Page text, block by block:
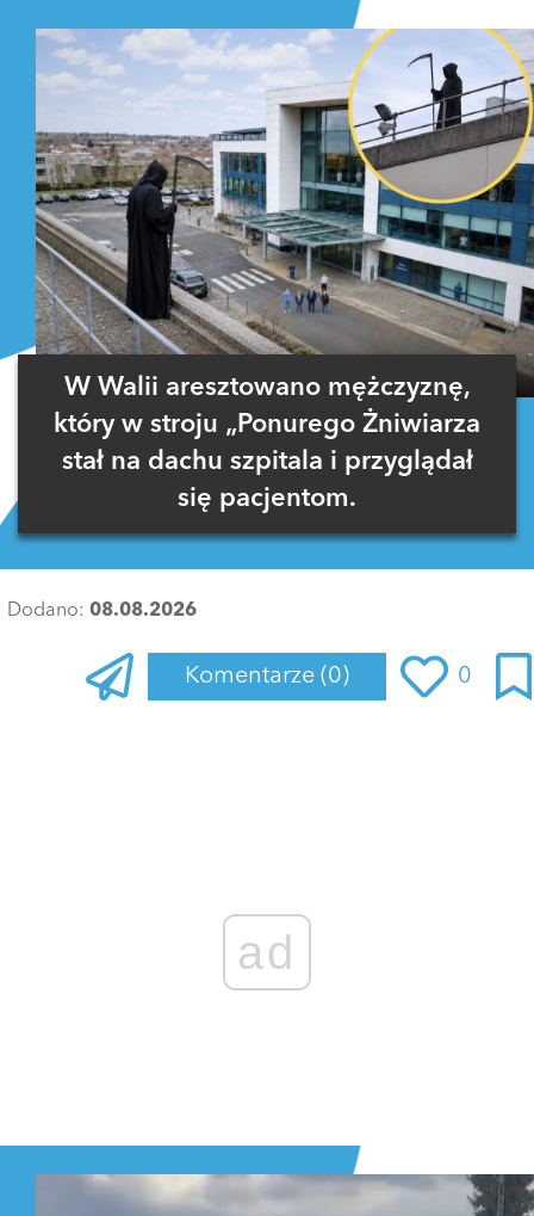
W Walii aresztowano mężczyznę,
który w stroju „Ponurego Żniwiarza
stał na dachu szpitala i przyglądał
się pacjentom.
Dodano: 08.08.2026
Komentarze (0) 0
ad